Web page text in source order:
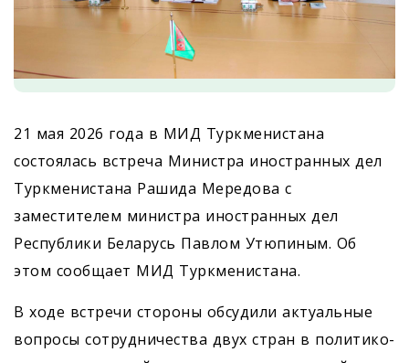
21 мая 2026 года в МИД Туркменистана
состоялась встреча Министра иностранных дел
Туркменистана Рашида Мередова с
заместителем министра иностранных дел
Республики Беларусь Павлом Утюпиным. Об
этом сообщает МИД Туркменистана.
В ходе встречи стороны обсудили актуальные
вопросы сотрудничества двух стран в политико-